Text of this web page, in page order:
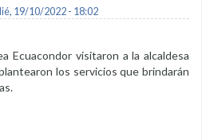
19/10/2022 - 18:02
Ecuacondor visitaron a la alcaldesa
los servicios que brindarán